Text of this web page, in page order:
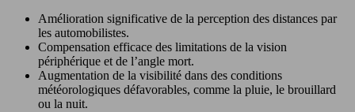
Amélioration significative de la perception des distances par
les automobilistes.
Compensation efficace des limitations de la vision
périphérique et de l’angle mort.
Augmentation de la visibilité dans des conditions
météorologiques défavorables, comme la pluie, le brouillard
ou la nuit.